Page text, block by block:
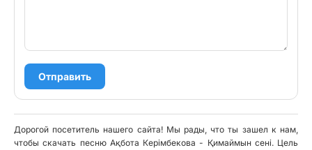
Отправить
Дорогой посетитель нашего сайта! Мы рады, что ты зашел к нам,
чтобы скачать песню Ақбота Керімбекова - Қимаймын сені. Цель